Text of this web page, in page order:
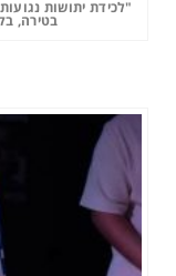
"לכידת יתושות
בטירה,